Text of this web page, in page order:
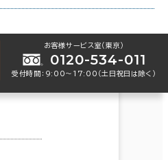
お客様サービス室（東京）
0120-534-011
受付時間：9:00〜17:00（土日祝日は除く）